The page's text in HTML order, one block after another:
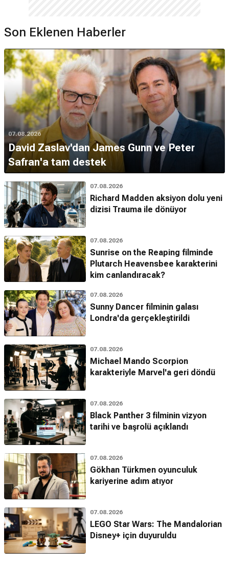
Son Eklenen Haberler
07.08.2026
David Zaslav'dan James Gunn ve Peter
Safran'a tam destek
07.08.2026
Richard Madden aksiyon dolu yeni
dizisi Trauma ile dönüyor
07.08.2026
Sunrise on the Reaping filminde
Plutarch Heavensbee karakterini
kim canlandıracak?
07.08.2026
Sunny Dancer filminin galası
Londra'da gerçekleştirildi
07.08.2026
Michael Mando Scorpion
karakteriyle Marvel'a geri döndü
07.08.2026
Black Panther 3 filminin vizyon
tarihi ve başrolü açıklandı
07.08.2026
Gökhan Türkmen oyunculuk
kariyerine adım atıyor
07.08.2026
LEGO Star Wars: The Mandalorian
Disney+ için duyuruldu